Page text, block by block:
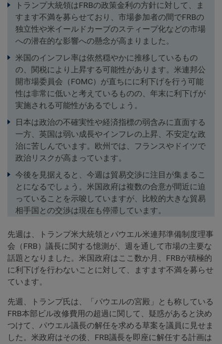
トランプ大統領はFRBの政策金利の方針に対して、ま
すます不満を募らせており、市場参加者の間でFRBの
独立性や米イールドカーブのスティープ化などの市場
への潜在的な影響への懸念が高まりました。
米国のインフレ率は依然穏やかに推移しているもの
の、関税により上昇する可能性があります。米連邦公
開市場委員会（FOMC）が直ちにに利下げを行う可能
性は非常に低いと考えているものの、年末に利下げが
実施される可能性があるでしょう。
日本は政治の不確実性や経済指標の弱含みに直面する
一方、英国は弱い成長やインフレの上昇、不安定な政
治に苦しんでいます。欧州では、フランスやドイツで
政治リスクが高まっています。
今後を見据えると、今週は貿易交渉に注目が集まるこ
とになるでしょう。米国政府は複数の合意が間近に迫
っていることを示唆していますが、比較的大きな貿易
相手国との交渉は現在も停滞しています。
先週は、トランプ米大統領とパウエル米連邦準備制度理事
会（FRB）議長に関する憶測が、週を通して市場の主要な
話題となりました。米国政府はここ数か月、FRBが積極的
に利下げを行わないことに対して、ますます不満を募らせ
ています。
先週、トランプ氏は、「パウエルの宮殿」とも称している
FRB本部ビル改修費用の超過に関して、疑惑があると決め
つけて、パウエル議長の解任を求める草案を議員に見せま
した。米政府はその後、FRB議長を即座に解任する計画は